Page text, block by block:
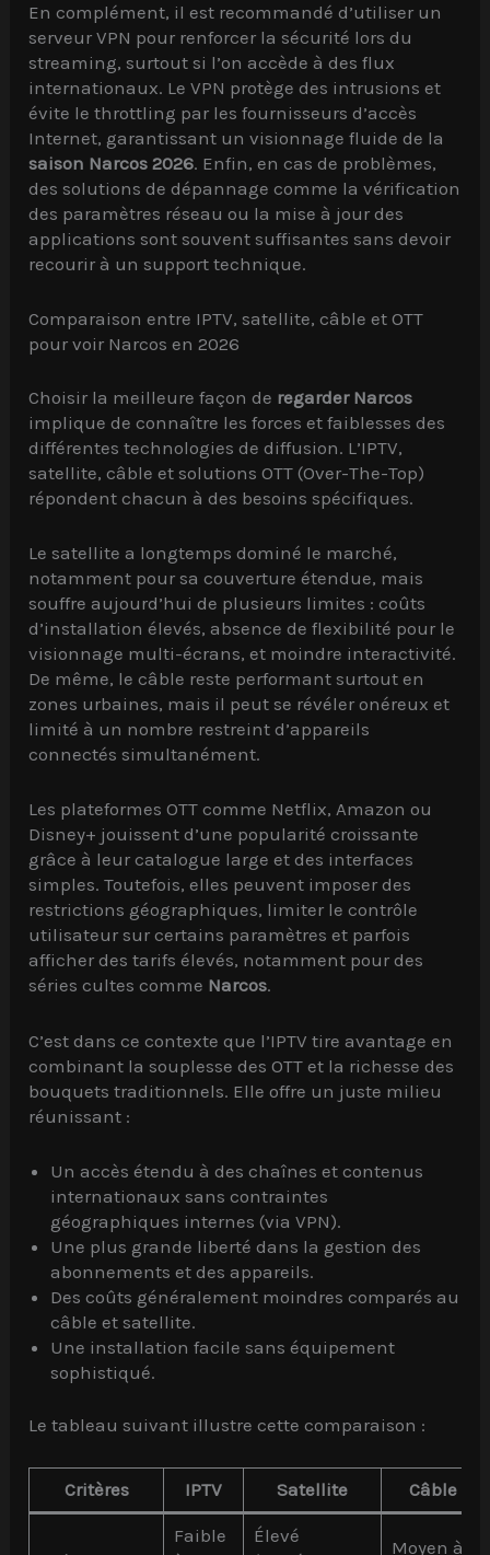
En complément, il est recommandé d’utiliser un
serveur VPN pour renforcer la sécurité lors du
streaming, surtout si l’on accède à des flux
internationaux. Le VPN protège des intrusions et
évite le throttling par les fournisseurs d’accès
Internet, garantissant un visionnage fluide de la
saison Narcos 2026. Enfin, en cas de problèmes,
des solutions de dépannage comme la vérification
des paramètres réseau ou la mise à jour des
applications sont souvent suffisantes sans devoir
recourir à un support technique.
Comparaison entre IPTV, satellite, câble et OTT
pour voir Narcos en 2026
Choisir la meilleure façon de regarder Narcos
implique de connaître les forces et faiblesses des
différentes technologies de diffusion. L’IPTV,
satellite, câble et solutions OTT (Over-The-Top)
répondent chacun à des besoins spécifiques.
Le satellite a longtemps dominé le marché,
notamment pour sa couverture étendue, mais
souffre aujourd’hui de plusieurs limites : coûts
d’installation élevés, absence de flexibilité pour le
visionnage multi-écrans, et moindre interactivité.
De même, le câble reste performant surtout en
zones urbaines, mais il peut se révéler onéreux et
limité à un nombre restreint d’appareils
connectés simultanément.
Les plateformes OTT comme Netflix, Amazon ou
Disney+ jouissent d’une popularité croissante
grâce à leur catalogue large et des interfaces
simples. Toutefois, elles peuvent imposer des
restrictions géographiques, limiter le contrôle
utilisateur sur certains paramètres et parfois
afficher des tarifs élevés, notamment pour des
séries cultes comme Narcos.
C’est dans ce contexte que l’IPTV tire avantage en
combinant la souplesse des OTT et la richesse des
bouquets traditionnels. Elle offre un juste milieu
réunissant :
Un accès étendu à des chaînes et contenus
internationaux sans contraintes
géographiques internes (via VPN).
Une plus grande liberté dans la gestion des
abonnements et des appareils.
Des coûts généralement moindres comparés au
câble et satellite.
Une installation facile sans équipement
sophistiqué.
Le tableau suivant illustre cette comparaison :
Critères IPTV Satellite Câble
Faible
Élevé
Moyen à